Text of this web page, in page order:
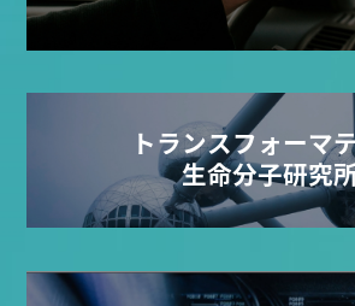
トランスフォーマ
生命分子研究